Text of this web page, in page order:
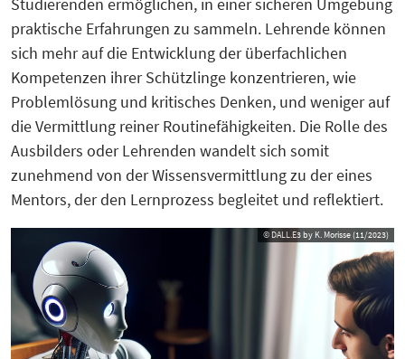
praktische Erfahrungen zu sammeln. Lehrende können
sich mehr auf die Entwicklung der überfachlichen
Kompetenzen ihrer Schützlinge konzentrieren, wie
Problemlösung und kritisches Denken, und weniger auf
die Vermittlung reiner Routinefähigkeiten. Die Rolle des
Ausbilders oder Lehrenden wandelt sich somit
zunehmend von der Wissensvermittlung zu der eines
Mentors, der den Lernprozess begleitet und reflektiert.
© DALL.E3 by K. Morisse (11/2023)